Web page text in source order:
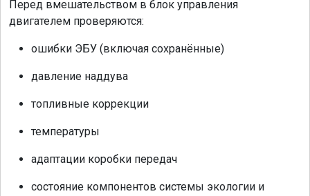
Перед вмешательством в блок управления
двигателем проверяются:
ошибки ЭБУ (включая сохранённые)
давление наддува
топливные коррекции
температуры
адаптации коробки передач
состояние компонентов системы экологии и